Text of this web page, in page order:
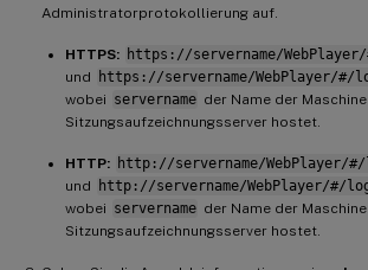
Administratorprotokollierung auf.
HTTPS: https://servername/
und
https://servername/WebPlayer/#/
wobei servername der Name der
Sitzungsaufzeichnungsserver hostet.
HTTP: http://servername/WebPlayer/
und
http://servername/WebPlayer/#/
wobei servername der Name der
Sitzungsaufzeichnungsserver hostet.